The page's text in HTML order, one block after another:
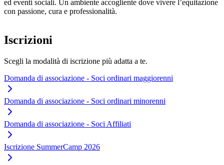
ed eventi sociali. Un ambiente accogliente dove vivere l’equitazione
con passione, cura e professionalità.
Iscrizioni
Scegli la modalità di iscrizione più adatta a te.
Domanda di associazione - Soci ordinari maggiorenni
Domanda di associazione - Soci ordinari minorenni
Domanda di associazione - Soci Affiliati
Iscrizione SummerCamp 2026